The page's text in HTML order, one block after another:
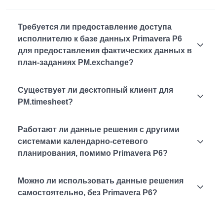
Требуется ли предоставление доступа
исполнителю к базе данных Primavera P6
для предоставления фактических данных в
план-заданиях PM.exchange?
Существует ли десктопный клиент для
PM.timesheet?
Работают ли данные решения с другими
системами календарно-сетевого
планирования, помимо Primavera P6?
Можно ли использовать данные решения
самостоятельно, без Primavera P6?